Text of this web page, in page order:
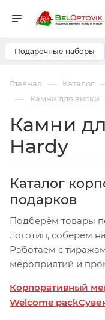
Подарочные наборы
Главная — Каталог
— Камни для виски
Камни
Hardy
Каталог
подарков
Подберём товары
логотип, соберём
Работаем с
мероприятий и
Корпоративный
Welcome pack